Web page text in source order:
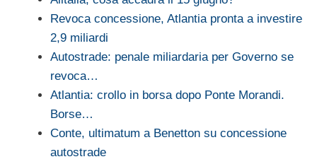
Revoca concessione, Atlantia pronta a investire
2,9 miliardi
Autostrade: penale miliardaria per Governo se
revoca…
Atlantia: crollo in borsa dopo Ponte Morandi.
Borse…
Conte, ultimatum a Benetton su concessione
autostrade